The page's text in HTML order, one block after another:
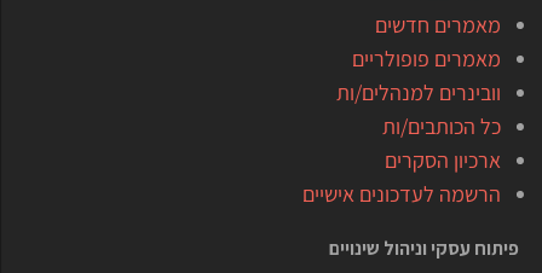
מאמרים חדשים
מאמרים פופולריים
וובינרים למנהלים/ות
כל הכותבים/ות
ארכיון הסקרים
הרשמה לעדכונים אישיים
פיתוח עסקי וניהול שינויים